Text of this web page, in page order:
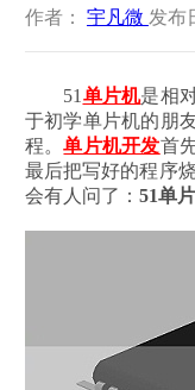
作者： 宇凡微 发布
51 单片机是相
于初学单片机的朋
程。单片机开发首
最后把写好的程序
会有人问了： 51单